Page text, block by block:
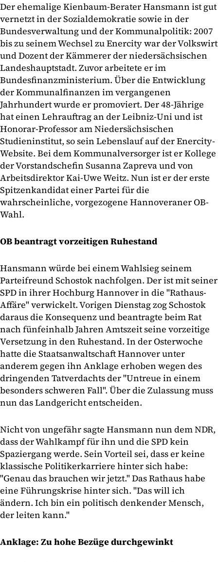
Der ehemalige Kienbaum-Berater Hansmann ist gut
vernetzt in der Sozialdemokratie sowie in der
Bundesverwaltung und der Kommunalpolitik: 2007
bis zu seinem Wechsel zu Enercity war der Volkswirt
und Dozent der Kämmerer der niedersächsischen
Landeshauptstadt. Zuvor arbeitete er im
Bundesfinanzministerium. Über die Entwicklung
der Kommunalfinanzen im vergangenen
Jahrhundert wurde er promoviert. Der 48-Jährige
hat einen Lehrauftrag an der Leibniz-Uni und ist
Honorar-Professor am Niedersächsischen
Studieninstitut, so sein Lebenslauf auf der Enercity-
Website. Bei dem Kommunalversorger ist er Kollege
der Vorstandschefin Susanna Zapreva und von
Arbeitsdirektor Kai-Uwe Weitz. Nun ist er der erste
Spitzenkandidat einer Partei für die
wahrscheinliche, vorgezogene Hannoveraner OB-
Wahl.
OB beantragt vorzeitigen Ruhestand
Hansmann würde bei einem Wahlsieg seinem
Parteifreund Schostok nachfolgen. Der ist mit seiner
SPD in ihrer Hochburg Hannover in die "Rathaus-
Affäre" verwickelt. Vorigen Dienstag zog Schostok
daraus die Konsequenz und beantragte beim Rat
nach fünfeinhalb Jahren Amtszeit seine vorzeitige
Versetzung in den Ruhestand. In der Osterwoche
hatte die Staatsanwaltschaft Hannover unter
anderem gegen ihn Anklage erhoben wegen des
dringenden Tatverdachts der "Untreue in einem
besonders schweren Fall". Über die Zulassung muss
nun das Landgericht entscheiden.
Nicht von ungefähr sagte Hansmann nun dem NDR,
dass der Wahlkampf für ihn und die SPD kein
Spaziergang werde. Sein Vorteil sei, dass er keine
klassische Politikerkarriere hinter sich habe:
"Genau das brauchen wir jetzt." Das Rathaus habe
eine Führungskrise hinter sich. "Das will ich
ändern. Ich bin ein politisch denkender Mensch,
der leiten kann."
Anklage: Zu hohe Bezüge durchgewinkt